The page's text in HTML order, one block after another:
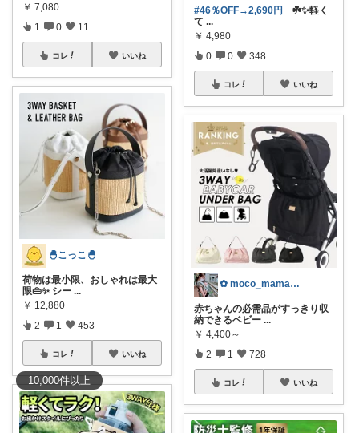
10,000件以上
￥ 7,080
1 0 11
コレ いいね
🐣こっこ🐣
荷物は最小限、おしゃれは最大
限👜✨ シー ...
￥ 12,880
2 1 453
コレ いいね
#46％OFF→2,690円
☘️✨軽く
て ...
￥ 4,980
0 0 348
コレ いいね
✿ moco_mama_life ✿
赤ちゃんの必需品がすっきり収
納できるベビー ...
￥ 4,400～
2 1 728
コレ いいね